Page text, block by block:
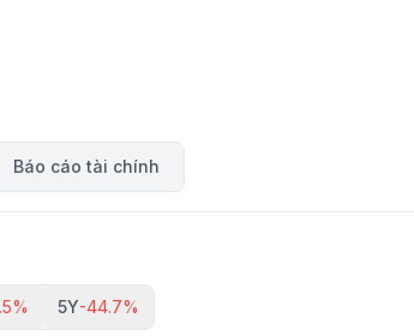
Báo cáo tài chính
5Y-44.7%